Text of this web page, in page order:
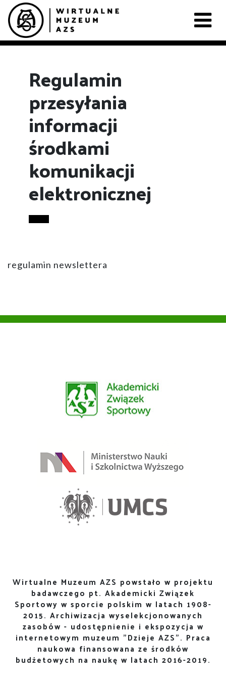
Regulamin
przesyłania
informacji
środkami
komunikacji
elektronicznej
regulamin newslettera
Wirtualne Muzeum AZS powstało w projektu
badawczego pt. Akademicki Związek
Sportowy w sporcie polskim w latach 1908-
2015. Archiwizacja wyselekcjonowanych
zasobów - udostępnienie i ekspozycja w
internetowym muzeum "Dzieje AZS". Praca
naukowa finansowana ze środków
budżetowych na naukę w latach 2016-2019.